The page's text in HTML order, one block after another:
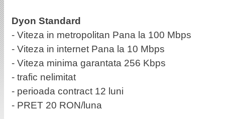
Dyon Standard
- Viteza in metropolitan Pana la 100 Mbps
- Viteza in internet Pana la 10 Mbps
- Viteza minima garantata 256 Kbps
- trafic nelimitat
- perioada contract 12 luni
- PRET 20 RON/luna